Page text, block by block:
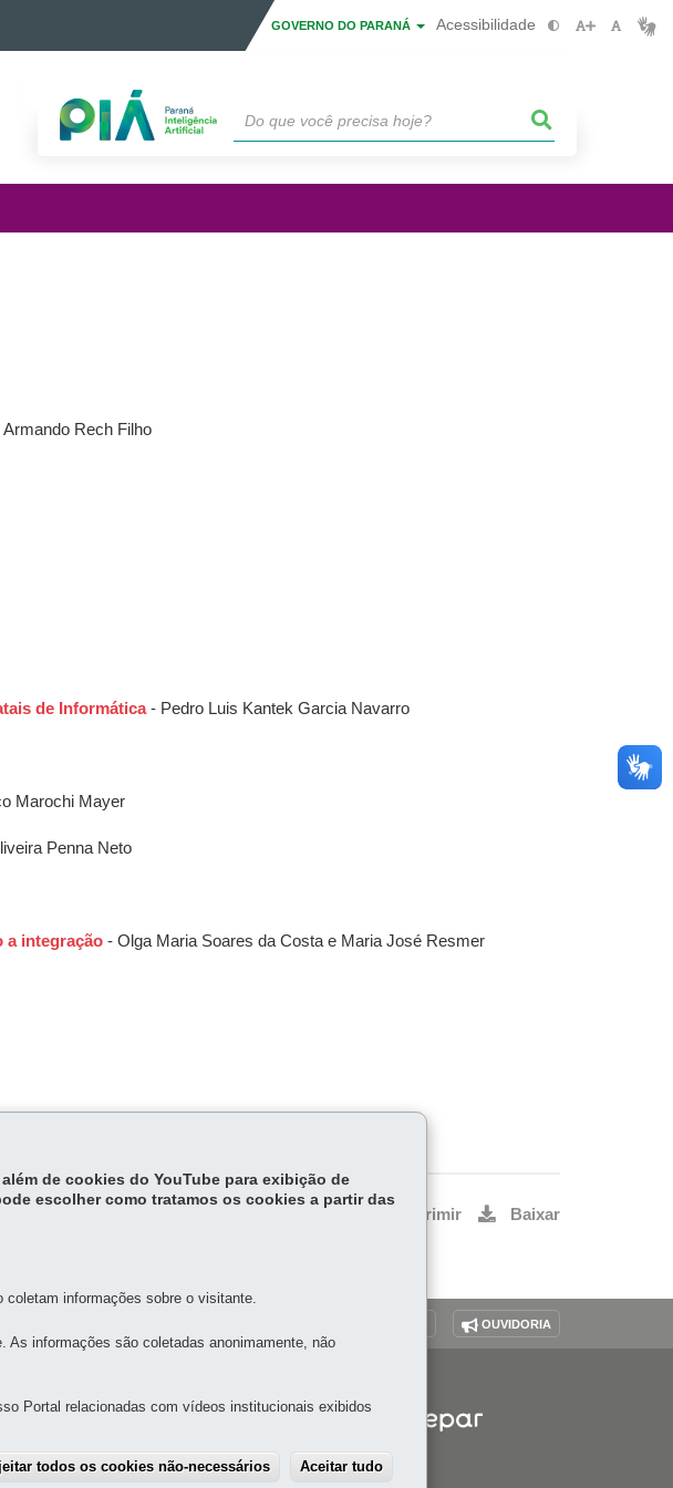
GOVERNO DO PARANÁ Acessibilidade
Armando Rech Filho
de Informática- Pedro Luis Kantek Garcia Navarro
Marochi Mayer
Penna Neto
a integração - Olga Maria Soares da Costa e Maria José Resmer
Imprimir Baixar
OUVIDORIA
de cookies do YouTube para exibição de
escolher como tratamos os cookies a partir das
informações sobre o visitante.
informações são coletadas anonimamente, não
Portal relacionadas com vídeos institucionais exibidos
todos os cookies não-necessários Aceitar tudo